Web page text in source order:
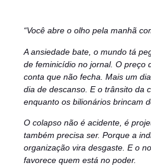
“Você abre o olho pela manhã
A ansiedade bate, o mundo tá
de feminicídio no jornal. O preço
conta que não fecha. Mais um
dia de descanso. E o trânsito da
enquanto os bilionários brincam
O colapso não é acidente, é
também precisa ser. Porque a
organização vira desgaste. E o
favorece quem está no poder.